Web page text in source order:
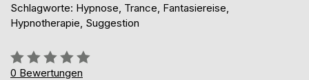
Schlagworte: Hypnose, Trance, Fantasiereise,
Hypnotherapie, Suggestion
Bewertung::
0%
0 Bewertungen